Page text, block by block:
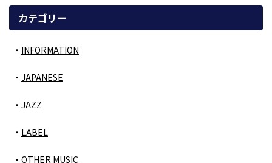
カテゴリー
INFORMATION
JAPANESE
JAZZ
LABEL
OTHER MUSIC